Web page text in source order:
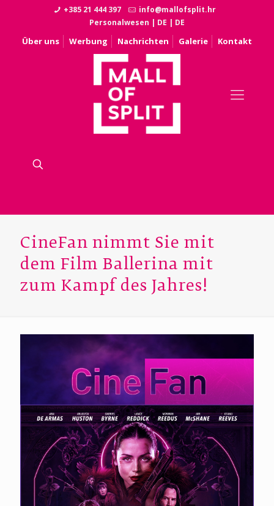
+385 21 444 397
info@mallofsplit.hr
Personalwesen | DE | DE
Über uns Werbung Nachrichten Galerie Kontakt
CineFan nimmt Sie mit
dem Film Ballerina mit
zum Kampf des Jahres!